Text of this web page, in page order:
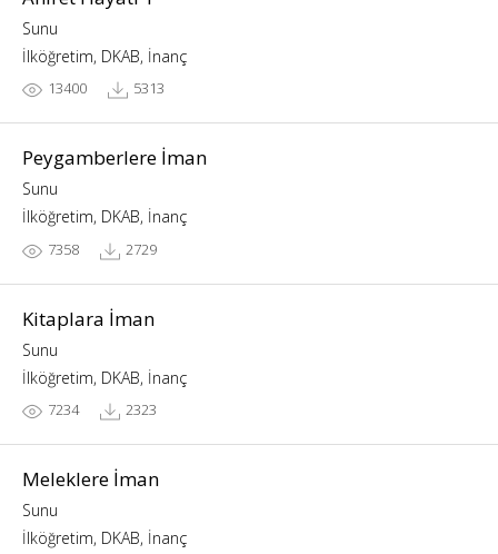
Sunu
İlköğretim, DKAB, İnanç
13400 5313
Peygamberlere İman
Sunu
İlköğretim, DKAB, İnanç
7358 2729
Kitaplara İman
Sunu
İlköğretim, DKAB, İnanç
7234 2323
Meleklere İman
Sunu
İlköğretim, DKAB, İnanç